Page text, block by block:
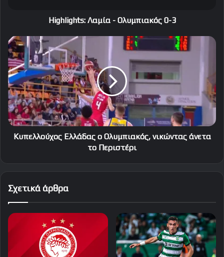
Highlights: Λαμία - Ολυμπιακός 0-3
Κυπελλούχος
Ελλάδας
ο
Ολυμπιακός,
νικώντας
άνετα
το
Περιστέρι
Κυπελλούχος Ελλάδας ο Ολυμπιακός, νικώντας άνετα
το Περιστέρι
Σχετικά άρθρα